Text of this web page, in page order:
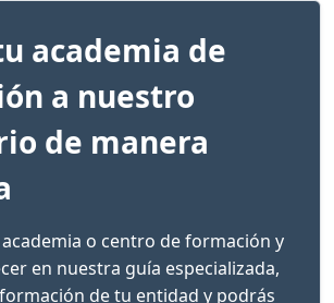
academia de
a nuestro
de manera
o centro de formación y
en nuestra guía especializada,
de tu entidad y podrás